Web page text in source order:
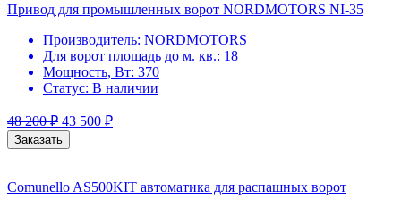
Привод для промышленных ворот NORDMOTORS NI-35
Производитель: NORDMOTORS
Для ворот площадь до м. кв.: 18
Мощность, Вт: 370
Статус: В наличии
48 200₽ 43 500 ₽
Заказать
Comunello AS500KIT автоматика для распашных ворот